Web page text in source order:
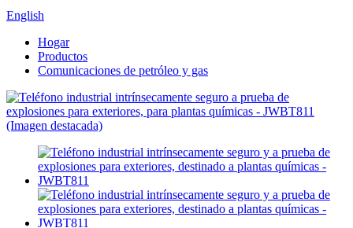
English
Hogar
Productos
Comunicaciones de petróleo y gas